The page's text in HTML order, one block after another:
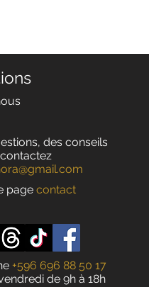
des conseils
page contact
+596 696 88 50 17
de 9h à 18h